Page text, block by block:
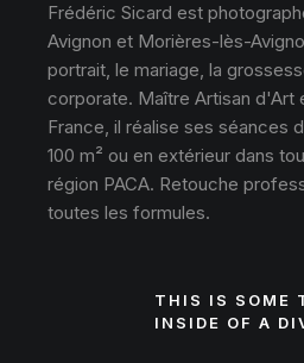
Frédéric Sicard est
Avignon et Morières-lès-
portrait, le mariage, la
corporate. Maître Artisan d'Art
France, il réalise ses séances
100 m² ou en extérieur dans
région PACA. Retouche
toutes les formules.
THIS IS SOME
INSIDE OF A